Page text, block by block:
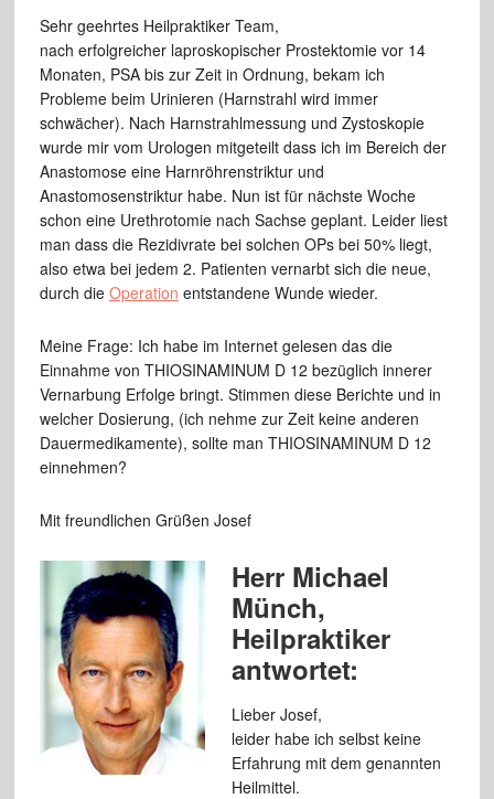
Sehr geehrtes Heilpraktiker Team,
nach erfolgreicher laproskopischer Prostektomie vor 14
Monaten, PSA bis zur Zeit in Ordnung, bekam ich
Probleme beim Urinieren (Harnstrahl wird immer
schwächer). Nach Harnstrahlmessung und Zystoskopie
wurde mir vom Urologen mitgeteilt dass ich im Bereich der
Anastomose eine Harnröhrenstriktur und
Anastomosenstriktur habe. Nun ist für nächste Woche
schon eine Urethrotomie nach Sachse geplant. Leider liest
man dass die Rezidivrate bei solchen OPs bei 50% liegt,
also etwa bei jedem 2. Patienten vernarbt sich die neue,
durch die Operation entstandene Wunde wieder.
Meine Frage: Ich habe im Internet gelesen das die
Einnahme von THIOSINAMINUM D 12 bezüglich innerer
Vernarbung Erfolge bringt. Stimmen diese Berichte und in
welcher Dosierung, (ich nehme zur Zeit keine anderen
Dauermedikamente), sollte man THIOSINAMINUM D 12
einnehmen?
Mit freundlichen Grüßen Josef
Herr Michael
Münch,
Heilpraktiker
antwortet:
Lieber Josef,
leider habe ich selbst keine
Erfahrung mit dem genannten
Heilmittel.